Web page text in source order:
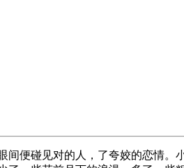
碰见对的人，了夸姣的恋情。